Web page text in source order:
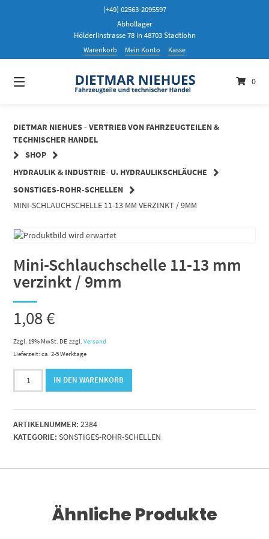
(+49) 02563-2095597
Abhollager
Hölderlinstrasse 78 in 48703 Stadtlohn
Warenkorb Mein Konto Kasse
0
DIETMAR NIEHUES - VERTRIEB VON FAHRZEUGTEILEN &
TECHNISCHER HANDEL
SHOP
HYDRAULIK & INDUSTRIE- U. HYDRAULIKSCHLÄUCHE
SONSTIGES-ROHR-SCHELLEN
MINI-SCHLAUCHSCHELLE 11-13 MM VERZINKT / 9MM
Mini-Schlauchschelle 11-13 mm
verzinkt / 9mm
1,08€
Zzgl. 19% MwSt. DE zzgl.Versand
Lieferzeit: ca. 2-5 Werktage
Mini-
Schlauchschelle
13
mm
verzinkt
IN DEN WARENKORB
ARTIKELNUMMER: 2384
KATEGORIE: SONSTIGES-ROHR-SCHELLEN
Ähnliche Produkte